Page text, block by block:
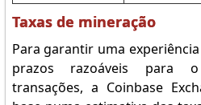
Taxas de mineração
Para garantir uma
prazos razoáveis para
transações, a Coinbase